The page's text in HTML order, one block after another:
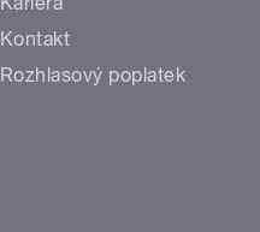
Kontakt
Rozhlasový poplatek